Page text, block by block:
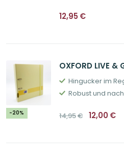
12,95 €
-20%
OXFORD LIVE
Hingucker im
Robust und
14,95€ Preis
12,00€